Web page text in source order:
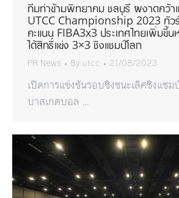
ทีมท่าข้ามพิทยาคม ชลบุรี ผงาดคว้า
UTCC Championship 2023 ทัวร์
คะแนน FIBA3x3 ประเทศไทยเพิ่มขึ้น
ได้สิทธิ์แข่ง 3×3 ชิงแชมป์โลก
PR News By utcc 21/08/2023
เปิดการแข่งขันรอบชิงชนะเลิศชิงแชม
บาสเกตบอล …